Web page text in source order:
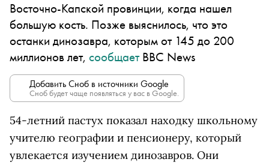
Восточно-Капской провинции, когда нашел
большую кость. Позже выяснилось, что это
останки динозавра, которым от 145 до 200
миллионов лет, сообщаетBBC News
Добавить Сноб в источники Google
Сноб будет чаще появляться у вас в Google.
54-летний пастух показал находку школьному
учителю географии и пенсионеру, который
увлекается изучением динозавров. Они